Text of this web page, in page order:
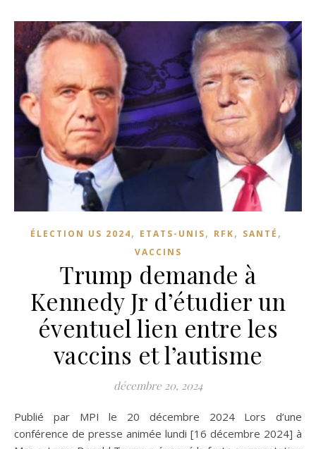
ÉLECTION US 2024, ETATS-UNIS, RFK, SANTÉ ,
VACCINS
Trump demande à
Kennedy Jr d’étudier un
éventuel lien entre les
vaccins et l’autisme
décembre 20, 2024
Publié par MPI le 20 décembre 2024 Lors d’une
conférence de presse animée lundi [16 décembre 2024] à